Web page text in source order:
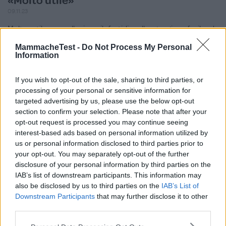
MammacheTest - Do Not Process My Personal
Information
If you wish to opt-out of the sale, sharing to third parties, or
processing of your personal or sensitive information for
targeted advertising by us, please use the below opt-out
section to confirm your selection. Please note that after your
opt-out request is processed you may continue seeing
interest-based ads based on personal information utilized by
us or personal information disclosed to third parties prior to
your opt-out. You may separately opt-out of the further
disclosure of your personal information by third parties on the
IAB’s list of downstream participants. This information may
also be disclosed by us to third parties on the IAB’s List of
Downstream Participants that may further disclose it to other
Molto utile per alleviare il fastidio alle gengive, facile da
)
Claudiavillaa
Junior Advisor
«Massaggiagengive fantastico
11.10.22
9.8
Ho preso questo massaggiagengive una o due settimane fa, il
mio bimbo l’ha amato sin da subito....continua a leggere
Utile